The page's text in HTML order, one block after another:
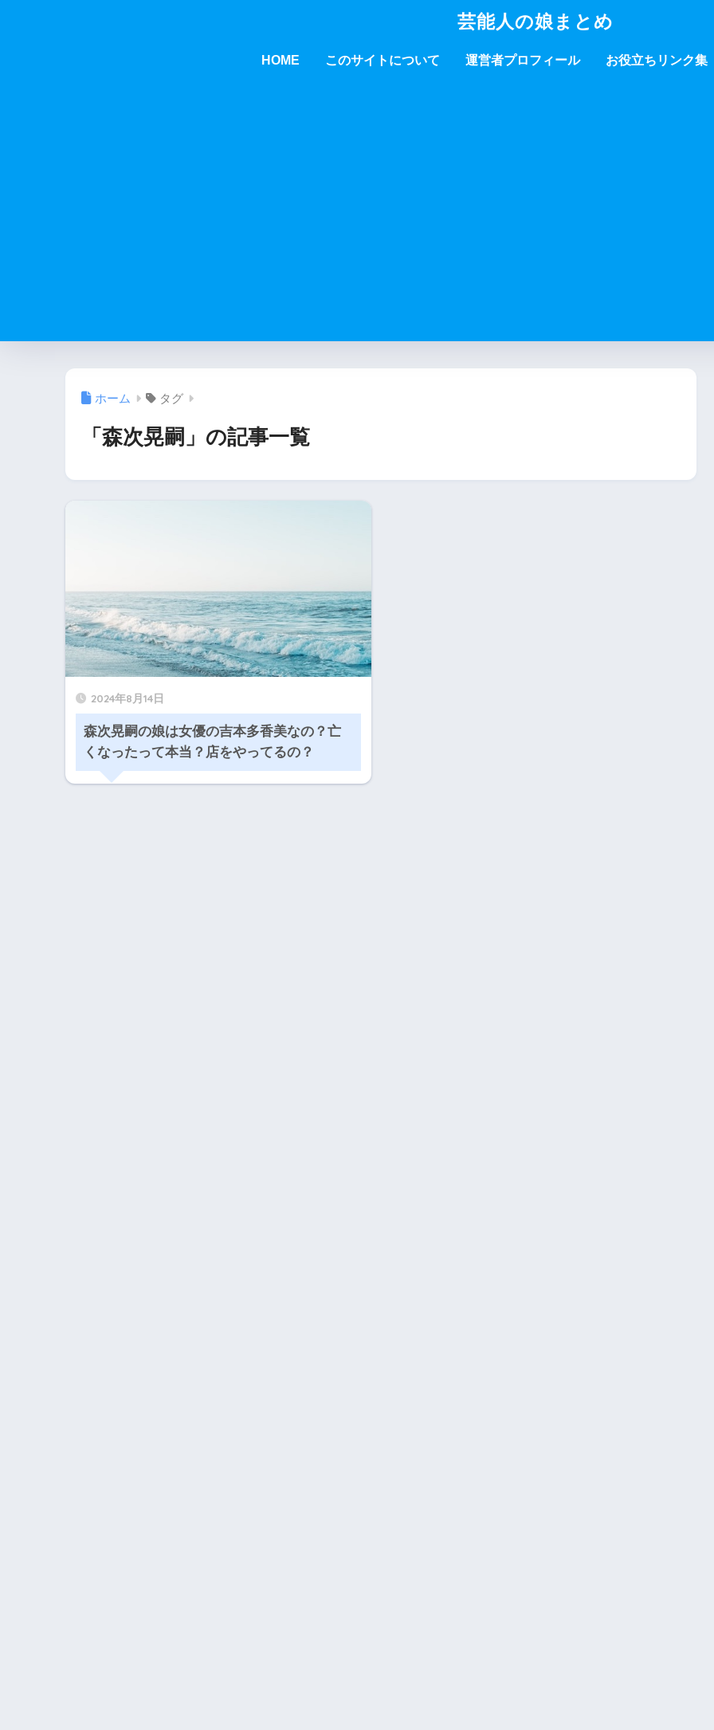
芸能人の娘まとめ
HOME このサイトについて 運営者プロフィール お役立ちリンク集
ホーム タグ
「森次晃嗣」の記事一覧
2024年8月14日
森次晃嗣の娘は女優の吉本多香美なの？亡
くなったって本当？店をやってるの？